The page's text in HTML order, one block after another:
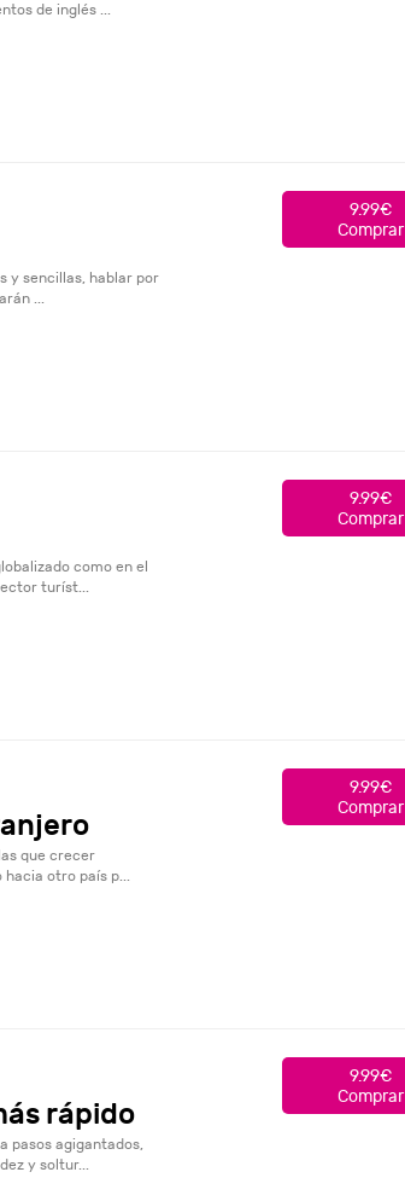
de inglés ...
y sencillas, hablar por
...
9.99€
Comprar
como en el
turíst...
9.99€
Comprar
que crecer
otro país p...
9.99€
Comprar
rápido
pasos agigantados,
y soltur...
9.99€
Comprar